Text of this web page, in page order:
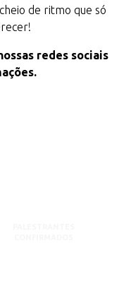
de ritmo que só
redes sociais